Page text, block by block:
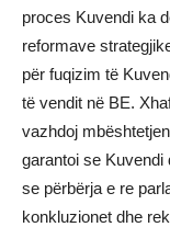
proces Kuvendi ka
reformave
për fuqizim të
të vendit në BE.
vazhdoj
garantoi se
se përbërja e re
konkluzionet dhe